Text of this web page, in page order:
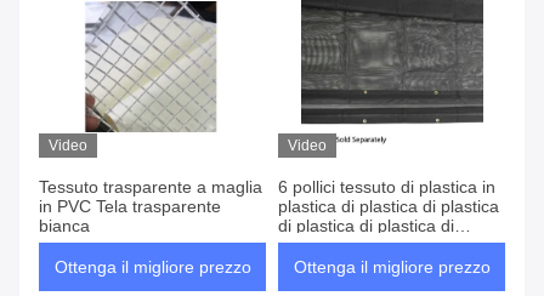
Video
Tessuto trasparente a maglia
in PVC Tela trasparente
bianca
Ottenga il migliore prezzo
Video
6 pollici tessuto di plastica in
plastica di plastica di plastica
di plastica di plastica di
plastica di plastica di plastica
di plastica di plastica di
Ottenga il migliore prezzo